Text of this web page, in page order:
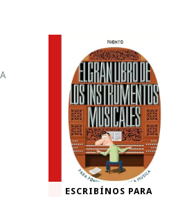
ESCRIBÍNOS PARA